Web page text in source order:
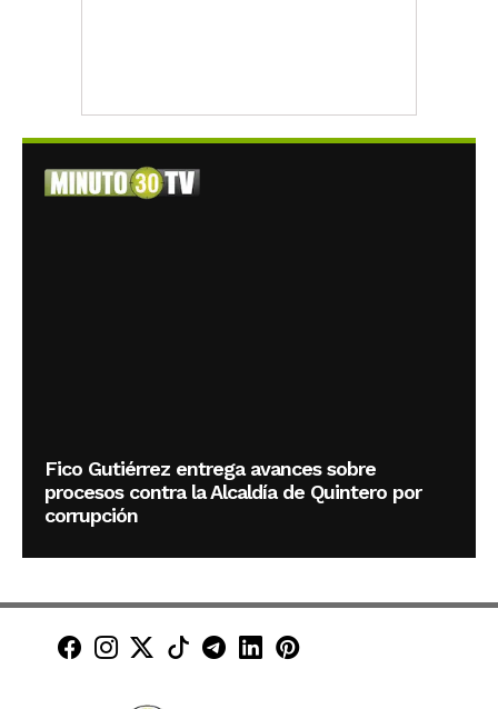
Fico Gutiérrez entrega avances sobre
procesos contra la Alcaldía de Quintero por
corrupción
Minuto30 en Facebook
Minuto30 en Instagram
Minuto30 en X (Twitter)
Minuto30 en TikTok
Canal de Minuto30 en
Minuto30 en LinkedIn
Minuto30 en